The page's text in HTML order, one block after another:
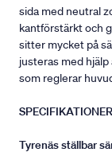
sida med neutral
kantförstärkt och
sitter mycket på
justeras med
som reglerar
SPECIFIKATIONER
Tyrenäs ställbar